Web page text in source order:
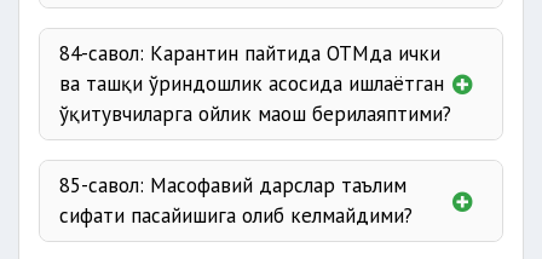
84-савол: Карантин пайтида ОТМда ички
ва ташқи ўриндошлик асосида ишлаётган
ўқитувчиларга ойлик маош берилаяптими?
85-савол: Масофавий дарслар таълим
сифати пасайишига олиб келмайдими?